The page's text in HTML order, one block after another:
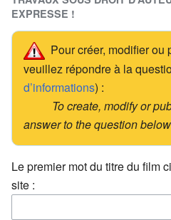
EXPRESSE !
Pour créer, modifier ou
veuillez répondre à la
d’informations) :
To create, modify or
answer to the question
Le premier mot du titre du film
site :